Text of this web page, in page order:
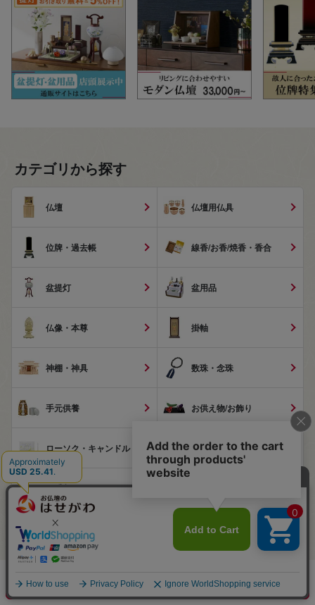
カートに入れる 店舗在庫
カテゴリから探す
仏壇 仏壇用仏具
位牌・過去帳 線香/お香/焼香・香合
盆提灯 盆用品
仏像・本尊 掛軸
神棚・神具 数珠・念珠
手元供養 お供え物/お飾り
ローソク・キャンドル ギフト・贈答用商品
お手入れ用品
ペット供養 お墓参り用品